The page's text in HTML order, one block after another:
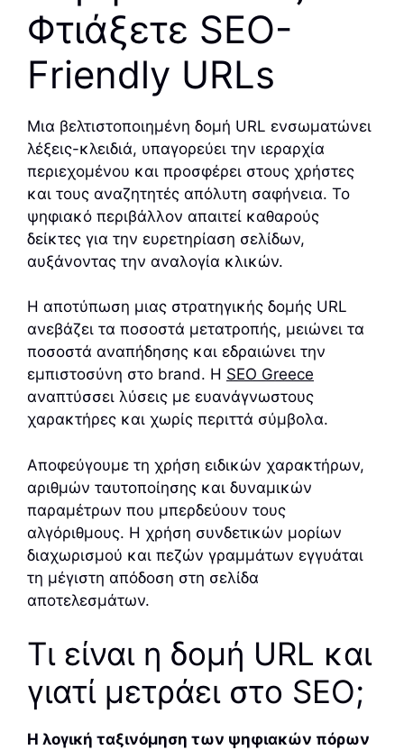
Φτιάξετε SEO-
Friendly URLs
Μια βελτιστοποιημένη δομή URL ενσωματώνει
λέξεις-κλειδιά, υπαγορεύει την ιεραρχία
περιεχομένου και προσφέρει στους χρήστες
και τους αναζητητές απόλυτη σαφήνεια. Το
ψηφιακό περιβάλλον απαιτεί καθαρούς
δείκτες για την ευρετηρίαση σελίδων,
αυξάνοντας την αναλογία κλικών.
Η αποτύπωση μιας στρατηγικής δομής URL
ανεβάζει τα ποσοστά μετατροπής, μειώνει τα
ποσοστά αναπήδησης και εδραιώνει την
εμπιστοσύνη στο brand. Η SEO Greece
αναπτύσσει λύσεις με ευανάγνωστους
χαρακτήρες και χωρίς περιττά σύμβολα.
Αποφεύγουμε τη χρήση ειδικών χαρακτήρων,
αριθμών ταυτοποίησης και δυναμικών
παραμέτρων που μπερδεύουν τους
αλγόριθμους. Η χρήση συνδετικών μορίων
διαχωρισμού και πεζών γραμμάτων εγγυάται
τη μέγιστη απόδοση στη σελίδα
αποτελεσμάτων.
Τι είναι η δομή URL και
γιατί μετράει στο SEO;
Η λογική ταξινόμηση των ψηφιακών πόρων